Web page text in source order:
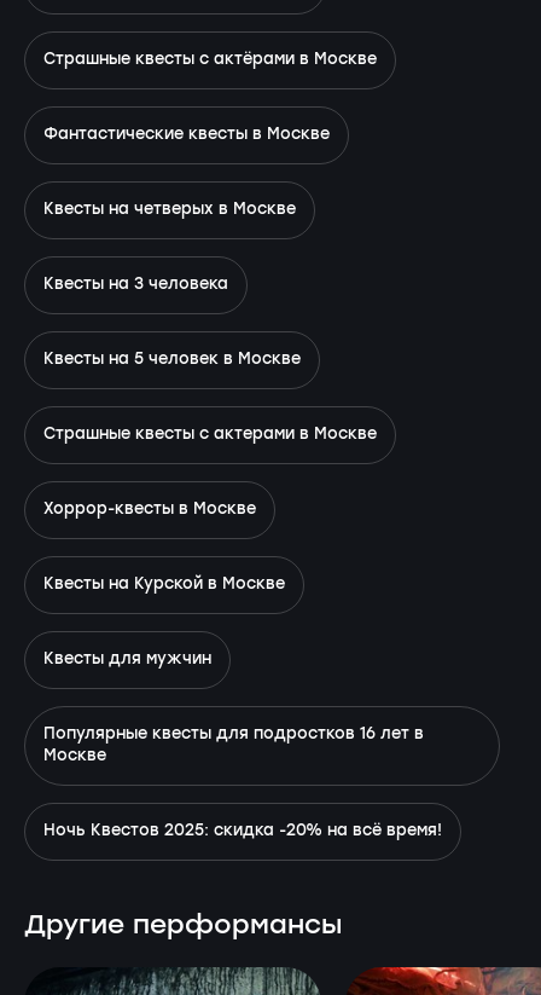
Страшные квесты с актёрами в Москве
Фантастические квесты в Москве
Квесты на четверых в Москве
Квесты на 3 человека
Квесты на 5 человек в Москве
Страшные квесты с актерами в Москве
Хоррор-квесты в Москве
Квесты на Курской в Москве
Квесты для мужчин
Популярные квесты для подростков 16 лет в
Москве
Ночь Квестов 2025: скидка -20% на всё время!
Другие перформансы